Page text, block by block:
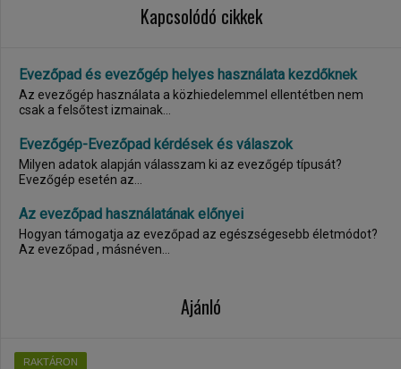
Kapcsolódó cikkek
Evezőpad és evezőgép helyes használata kezdőknek
Az evezőgép használata a közhiedelemmel ellentétben nem
csak a felsőtest izmainak...
Evezőgép-Evezőpad kérdések és válaszok
Milyen adatok alapján válasszam ki az evezőgép típusát?
Evezőgép esetén az...
Az evezőpad használatának előnyei
Hogyan támogatja az evezőpad az egészségesebb életmódot?
Az evezőpad , másnéven...
Ajánló
RAKTÁRON